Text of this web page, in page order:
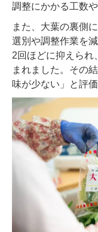
調整にかかる工数
また、大葉の裏側
選別や調整作業を
2回ほどに抑えられ
まれました。その
味が少ない」と評